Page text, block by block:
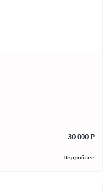
30 000 ₽
Подробнее